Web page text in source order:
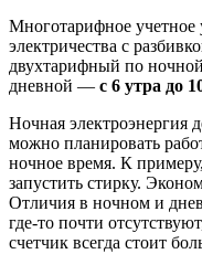
Многотарифное учетное
электричества с
двухтарифный по
дневной — с 6 утра до
Ночная электроэнергия
можно планировать
ночное время. К
запустить стирку.
Отличия в ночном и
где-то почти
счетчик всегда стоит